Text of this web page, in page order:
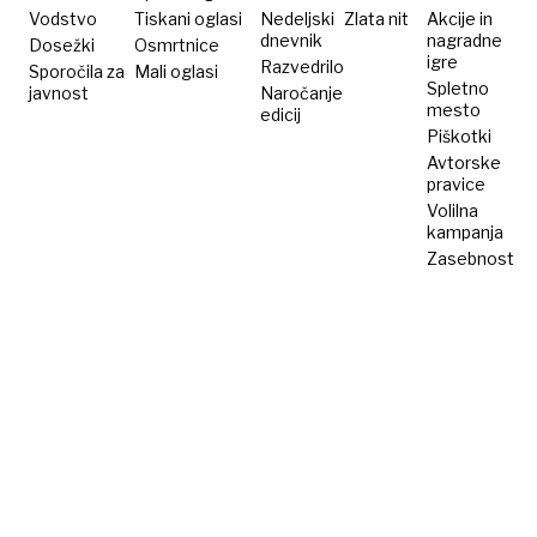
Vodstvo
Dosežki
Sporočila za
javnost
Tiskani oglasi
Osmrtnice
Mali oglasi
Nedeljski
dnevnik
Razvedrilo
Naročanje
edicij
Zlata nit
Akcije in
nagradne
igre
Spletno
mesto
Piškotki
Avtorske
pravice
Volilna
kampanja
Zasebnost